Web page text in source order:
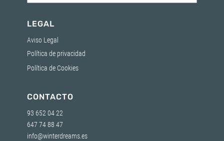
LEGAL
Aviso Legal
Política de privacidad
Política de Cookies
CONTACTO
93 652 04 22
647 74 88 47
info@winterdreams.es